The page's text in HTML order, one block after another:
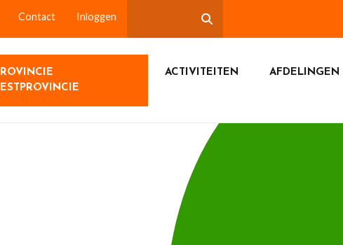
Contact Inloggen
ACTIVITEITEN AFDELINGEN